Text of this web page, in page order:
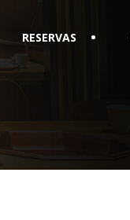
RESERVAS